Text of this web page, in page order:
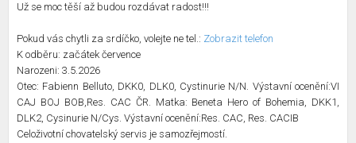
Už se moc těší až budou rozdávat radost!!!
Pokud vás chytli za srdíčko, volejte ne tel.: Zobrazit telefon
K odběru: začátek července
Narozeni: 3.5.2026
Otec: Fabienn Belluto, DKK0, DLK0, Cystinurie N/N. Výstavní ocenění:VI
CAJ BOJ BOB,Res. CAC ČR. Matka: Beneta Hero of Bohemia, DKK1,
DLK2, Cysinurie N/Cys. Výstavní ocenění:Res. CAC, Res. CACIB
Celoživotní chovatelský servis je samozřejmostí.